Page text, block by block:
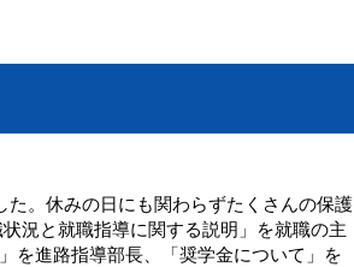
。休みの日にも関わらずたくさんの保護
況と就職指導に関する説明」を就職の主
を進路指導部長、「奨学金について」を